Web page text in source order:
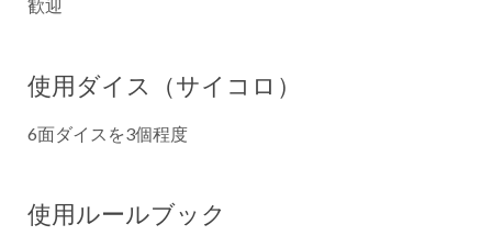
使用ダイス（サイコロ）
6面ダイスを3個程度
使用ルールブック